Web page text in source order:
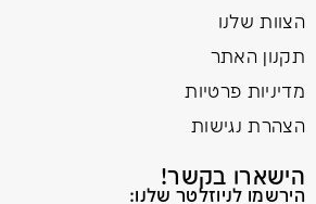
הצוות שלנו
תקנון האתר
מדיניות פרטיות
הצהרת נגישות
הישארו בקשר!
הירשמו לניוזלטר שלנו: